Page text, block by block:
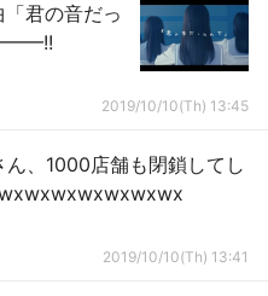
「君の音だっ
2019/10/10(Th) 13:45
ん、1000店舗も閉鎖してし
2019/10/10(Th) 13:41